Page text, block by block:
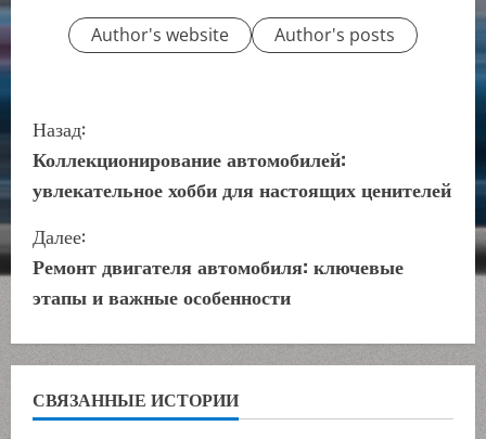
Author's website Author's posts
П
р
о
д
о
л
ж
Назад:
Коллекционирование автомобилей:
увлекательное хобби для настоящих ценителей
Далее:
Ремонт двигателя автомобиля: ключевые
этапы и важные особенности
СВЯЗАННЫЕ ИСТОРИИ